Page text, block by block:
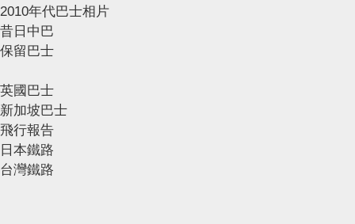
2010年代巴士相片
昔日中巴
保留巴士
英國巴士
新加坡巴士
飛行報告
日本鐵路
台灣鐵路